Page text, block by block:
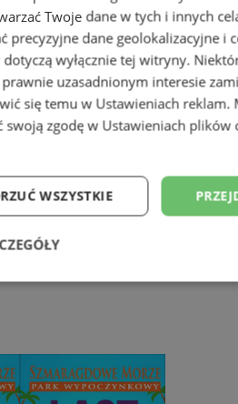
w Wodzisławiu
stron www - Wodzisław
Twoje dane w tych i innych
precyzyjne dane geolokalizacyjne i
wyłącznie tej witryny.
uzasadnionym interesie
się temu w Ustawieniach reklam.
swoją zgodę w Ustawieniach plików
WSZYSTKIE
Wydajność
Niesklasyfikowane